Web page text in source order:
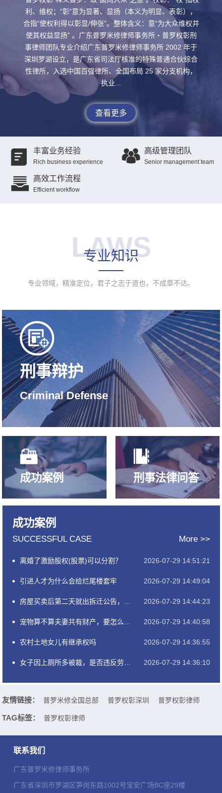
利、维权；“彰”意为显著、显扬（本义为明显、表彰），
合指“使权利得以彰显/伸张”。‌整体含义‌：意“为大众维权并
使其权益显扬” 。‌‌广东普罗米修律师事务所・普罗权彰刑
事律师团队专业介绍广东普罗米修律师事务所 2002 年于
深圳罗湖设立，是广东省司法厅核准的特殊普通合伙综合
性律所，入选中国百强律所、全国布局 25 家分支机构，
执业...
查看更多
丰富业务经验
Rich business experience
高级管理团队
Senior management team
高效工作流程
Efficient workflow
LAWS
专业知识
专业领域，精准定位，君子之志于道也，不成章不达。
刑事辩护
Criminal Defense
成功案例 刑事法律问答
成功案例
SUCCESSFUL CASE More >>
离婚了激励股权(股票)可以分割？ 2026-07-29 14:51:21
引进人才为什么会给烂尾楼套牢 2026-07-29 14:49:04
2026-07-29 14:44:23
2026-07-29 14:40:58
农村土地女儿有继承权吗 2026-07-29 14:36:55
女子因上厕所多被裁，是否违反劳动合同纠纷 2026-07-29 14:36:10
友情链接： 普罗米修全国总部 普罗权彰深圳 普罗权彰律师
TAG标签： 普罗权彰律师
联系我们
广东普罗米修律师事务所
广东省深圳市罗湖区笋岗东路1002号宝安广场BC座29楼